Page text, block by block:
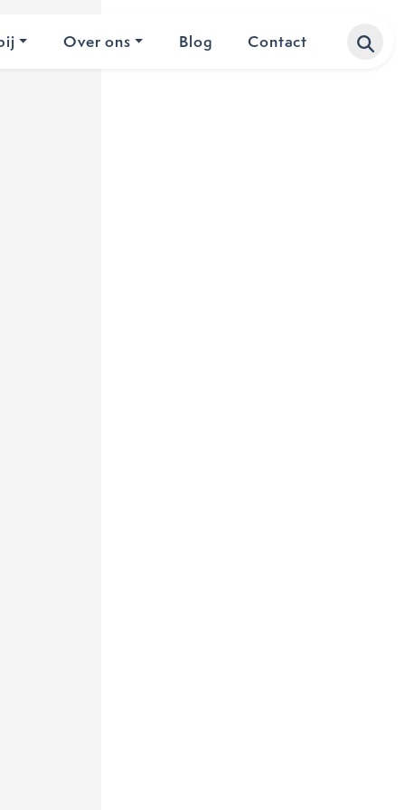
Over ons Blog Contact